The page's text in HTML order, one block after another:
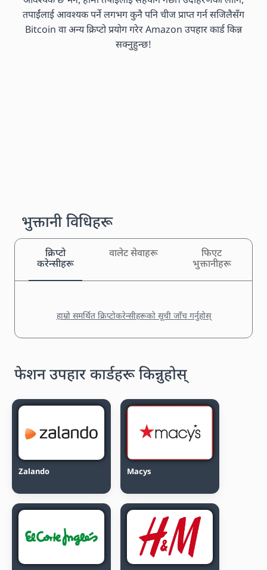
तपाईंलाई आवश्यक पर्ने लगभग कुनै पनि चीज प्राप्त गर्न सजिलैसँग
Bitcoin वा अन्य क्रिप्टो प्रयोग गरेर Amazon उपहार कार्ड किन्न
सक्नुहुन्छ!
भुक्तानी विधिहरू
क्रिप्टो
करेन्सीहरू
वालेट सेवाहरू
फिएट
भुक्तानीहरू
हाम्रो समर्थित क्रिप्टोकरेन्सीहरूको सूची जाँच गर्नुहोस्
फेशन उपहार कार्डहरू किन्नुहोस्
Zalando Macys